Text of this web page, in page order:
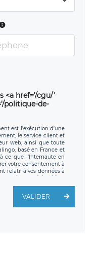
<a href='/cgu/'
politique-de-
est l’exécution d’une
le service client et
web, ainsi que toute
basé en France et
ce que l’Internaute en
votre consentement à
relatif à vos données à
auprès du délégué à la
mail suivante :
une réclamation
VALIDER